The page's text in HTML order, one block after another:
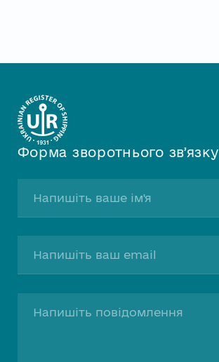
Форма зворотнього звʼязку